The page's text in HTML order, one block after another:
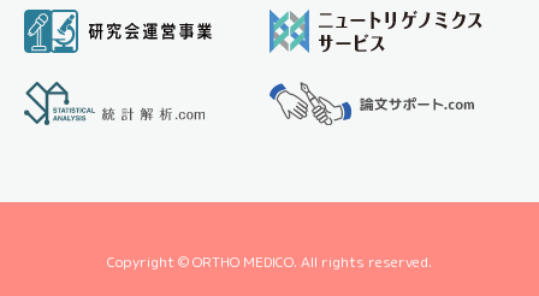
Copyright © ORTHO MEDICO. All rights reserved.